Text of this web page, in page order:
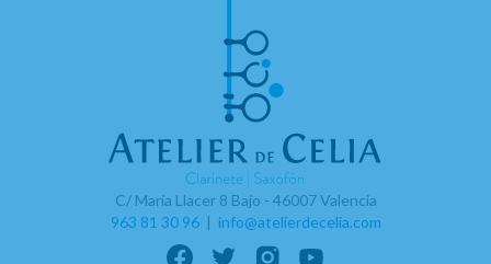
C/ Maria Llacer 8 Bajo - 46007 Valencia
963 81 30 96| info@atelierdecelia.com